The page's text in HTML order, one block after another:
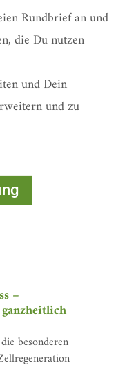
Rundbrief an und
die Du nutzen
und Dein
und zu
–
besonderen